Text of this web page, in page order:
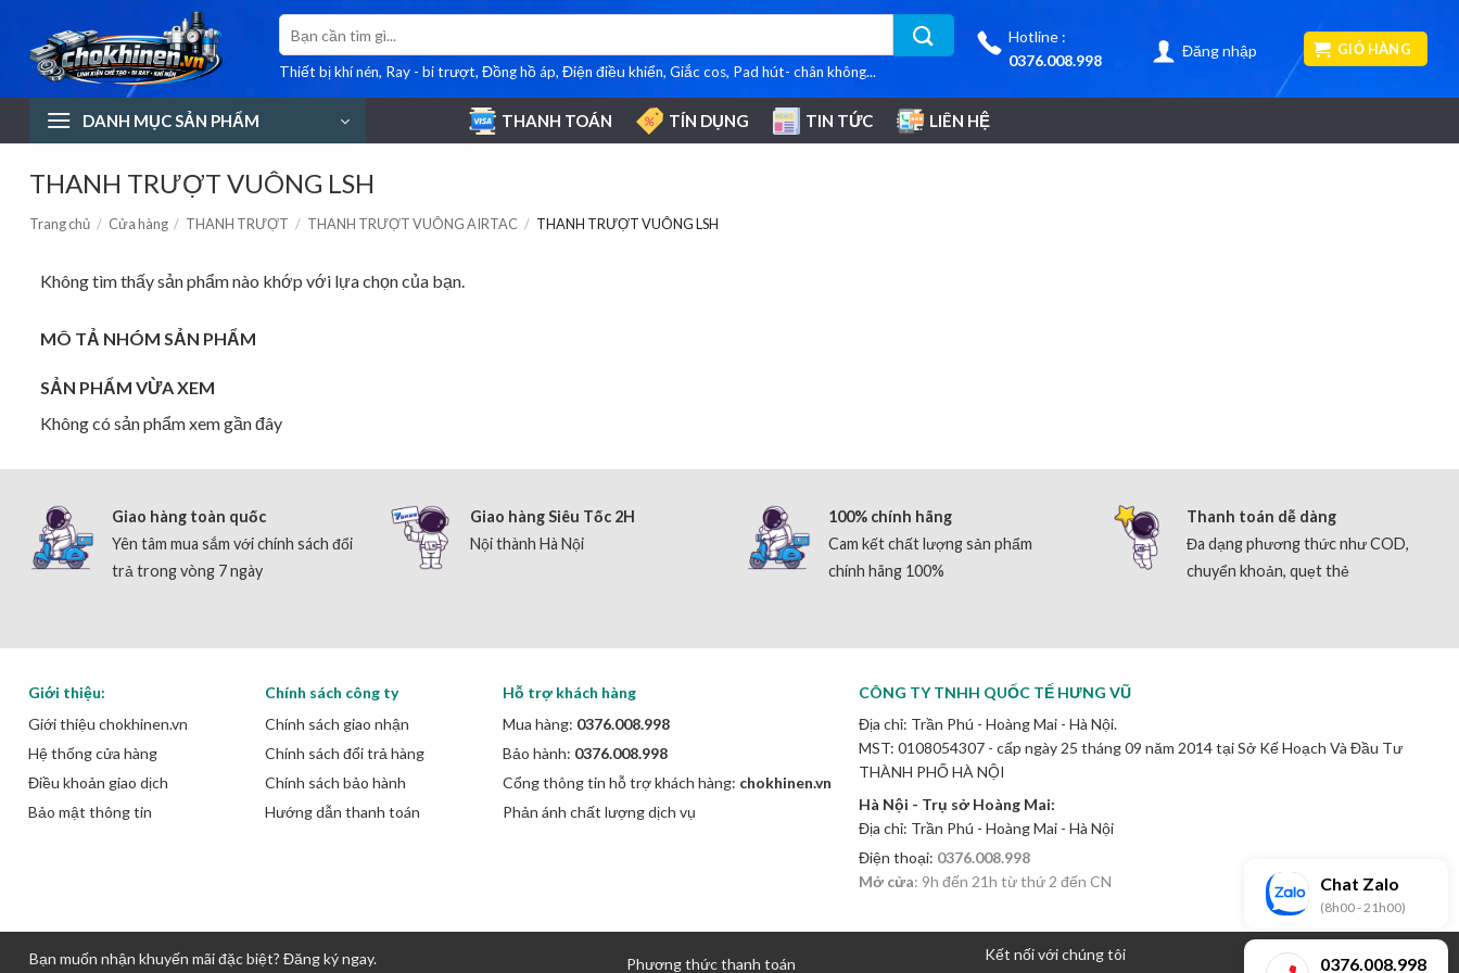
dung
Tìm
kiếm:
Thiết bị khí nén, Ray - bi trượt, Đồng hồ áp, Điện điều khiển, Giắc cos, Pad hút- chân không...
Hotline :
0376.008.998
Đăng nhập GIỎ HÀNG
DANH MỤC SẢN PHẨM THANH TOÁN TÍN DỤNG TIN TỨC LIÊN HỆ
THANH TRƯỢT VUÔNG LSH
Trang chủ / Cửa hàng / THANH TRƯỢT / THANH TRƯỢT VUÔNG AIRTAC / THANH TRƯỢT VUÔNG LSH
Không tìm thấy sản phẩm nào khớp với lựa chọn của bạn.
MÔ TẢ NHÓM SẢN PHẨM
SẢN PHẨM VỪA XEM
Không có sản phẩm xem gần đây
Giao hàng toàn quốc
Yên tâm mua sắm với chính sách đổi
trả trong vòng 7 ngày
Giao hàng Siêu Tốc 2H
Nội thành Hà Nội
100% chính hãng
Cam kết chất lượng sản phẩm
chính hãng 100%
Thanh toán dễ dàng
Đa dạng phương thức như COD,
chuyển khoản, quẹt thẻ
Giới thiệu:
Giới thiệu chokhinen.vn
Hệ thống cửa hàng
Điều khoản giao dịch
Bảo mật thông tin
Chính sách công ty
Chính sách giao nhận
Chính sách đổi trả hàng
Chính sách bảo hành
Hướng dẫn thanh toán
Hỗ trợ khách hàng
Mua hàng: 0376.008.998
Bảo hành: 0376.008.998
Cổng thông tin hỗ trợ khách hàng: chokhinen.vn
Phản ánh chất lượng dịch vụ
CÔNG TY TNHH QUỐC TẾ HƯNG VŨ
Địa chỉ: Trần Phú - Hoàng Mai - Hà Nội.
MST: 0108054307 - cấp ngày 25 tháng 09 năm 2014 tại Sở Kế Hoạch Và Đầu Tư
THÀNH PHỐ HÀ NỘI
Hà Nội - Trụ sở Hoàng Mai:
Địa chỉ: Trần Phú - Hoàng Mai - Hà Nội
Điện thoại: 0376.008.998
Mở cửa: 9h đến 21h từ thứ 2 đến CN
Bạn muốn nhận khuyến mãi đặc biệt? Đăng ký ngay. Phương thức thanh toán
Kết nối với chúng tôi
Chat Zalo
(8h00 - 21h00)
0376.008.998